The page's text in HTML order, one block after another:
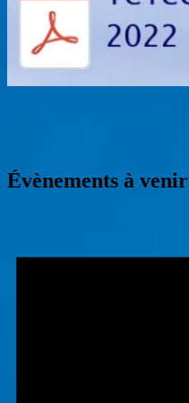
Évènements à venir